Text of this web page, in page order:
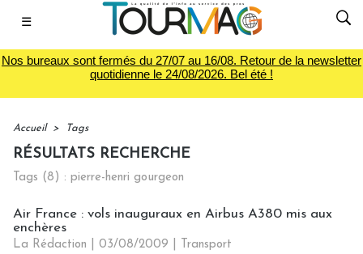
☰
Nos bureaux sont fermés du 27/07 au 16/08. Retour de la newsletter
quotidienne le 24/08/2026. Bel été !
Accueil > Tags
RÉSULTATS RECHERCHE
Tags (8) : pierre-henri gourgeon
Air France : vols inauguraux en Airbus A380 mis aux
enchères
La Rédaction | 03/08/2009
Transport